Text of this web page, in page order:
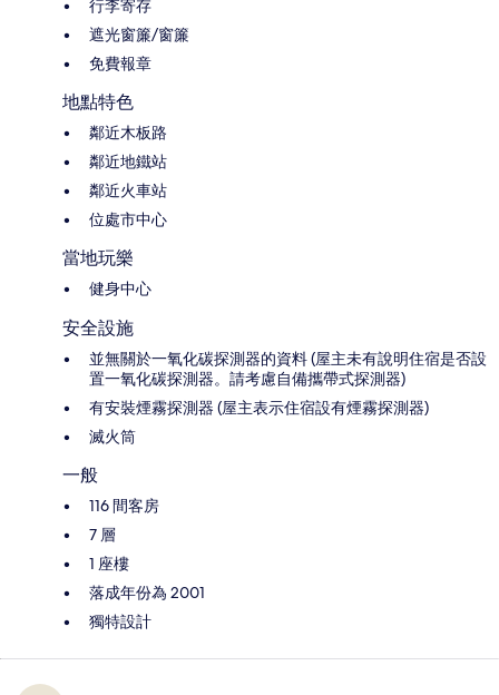
行李寄存
遮光窗簾/窗簾
免費報章
地點特色
鄰近木板路
鄰近地鐵站
鄰近火車站
位處市中心
當地玩樂
健身中心
安全設施
並無關於一氧化碳探測器的資料 (屋主未有說明住宿是否設
置一氧化碳探測器。請考慮自備攜帶式探測器)
有安裝煙霧探測器 (屋主表示住宿設有煙霧探測器)
滅火筒
一般
116 間客房
7 層
1 座樓
落成年份為 2001
獨特設計